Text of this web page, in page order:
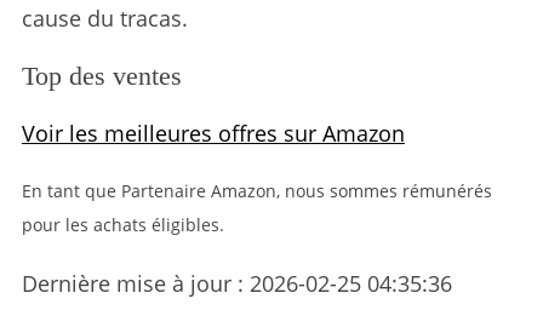
cause du tracas.
Top des ventes
Voir les meilleures offres sur Amazon
En tant que Partenaire Amazon, nous sommes rémunérés
pour les achats éligibles.
Dernière mise à jour : 2026-02-25 04:35:36